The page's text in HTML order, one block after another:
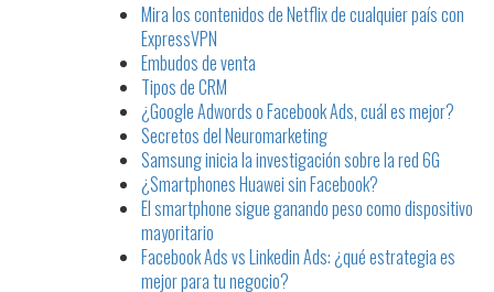
información
empresa
Mira los contenidos de Netflix de cualquier país con
ExpressVPN
Embudos de venta
Tipos de CRM
¿Google Adwords o Facebook Ads, cuál es mejor?
Secretos del Neuromarketing
Samsung inicia la investigación sobre la red 6G
¿Smartphones Huawei sin Facebook?
El smartphone sigue ganando peso como dispositivo
mayoritario
Facebook Ads vs Linkedin Ads: ¿qué estrategia es
mejor para tu negocio?